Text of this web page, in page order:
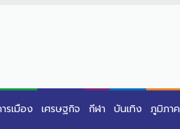
รเมือง เศรษฐกิจ กีฬา บันเทิง ภูมิภาค